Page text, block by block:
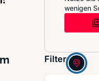
wenigen
Filter: